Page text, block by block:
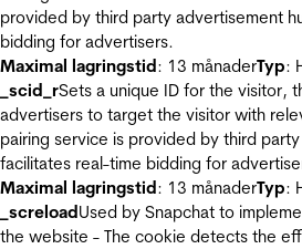
provided by third party advertisement
bidding for advertisers.
Maximal lagringstid: 13 månaderTyp:
_scid_rSets a unique ID for the visitor,
advertisers to target the visitor with
pairing service is provided by third
facilitates real-time bidding for
Maximal lagringstid: 13 månaderTyp:
_screloadUsed by Snapchat to
the website - The cookie detects the